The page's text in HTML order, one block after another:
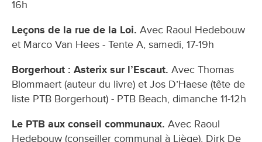
16h
Leçons de la rue de la Loi. Avec Raoul Hedebouw
et Marco Van Hees - Tente A, samedi, 17-19h
Borgerhout : Asterix sur l’Escaut. Avec Thomas
Blommaert (auteur du livre) et Jos D’Haese (tête de
liste PTB Borgerhout) - PTB Beach, dimanche 11-12h
Le PTB aux conseil communaux. Avec Raoul
Hedebouw (conseiller communal à Liège), Dirk De